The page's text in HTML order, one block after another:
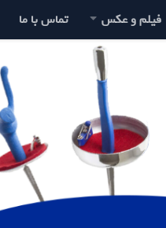
فیلم و عکس تماس با ما